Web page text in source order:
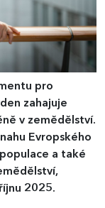
pro
zahajuje
v zemědělství.
Evropského
a také
2025.